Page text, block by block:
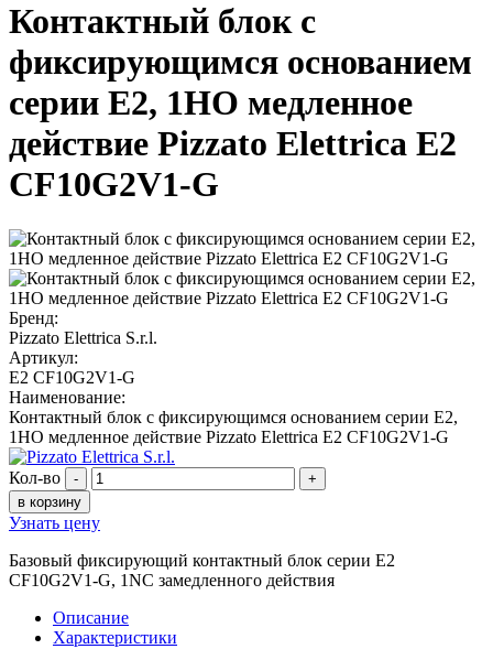
Контактный блок с
фиксирующимся основанием
серии E2, 1НО медленное
действие Pizzato Elettrica E2
CF10G2V1-G
Бренд:
Pizzato Elettrica S.r.l.
Артикул:
E2 CF10G2V1-G
Наименование:
Контактный блок с фиксирующимся основанием серии E2,
1НО медленное действие Pizzato Elettrica E2 CF10G2V1-G
Кол-во -
+
в корзину
Узнать цену
Базовый фиксирующий контактный блок серии E2
CF10G2V1-G, 1NC замедленного действия
Описание
Характеристики